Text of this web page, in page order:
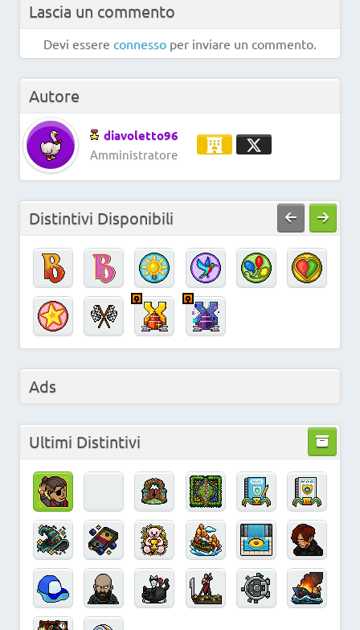
Lascia un commento
Devi essere connesso per inviare un commento.
Autore
diavoletto96
Amministratore
Distintivi Disponibili
Ads
Ultimi Distintivi